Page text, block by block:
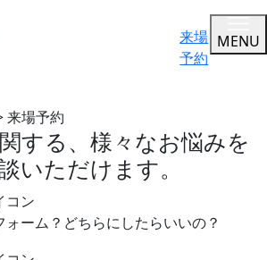
来場
予約
MENU
来場予約
する、 様々なお悩みを
いただけます。
ーム？ どちらにしたらいいの？